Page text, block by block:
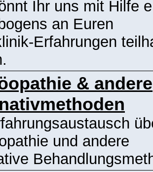
Ihr uns mit Hilfe
an Euren
Erfahrungen
& andere
und andere